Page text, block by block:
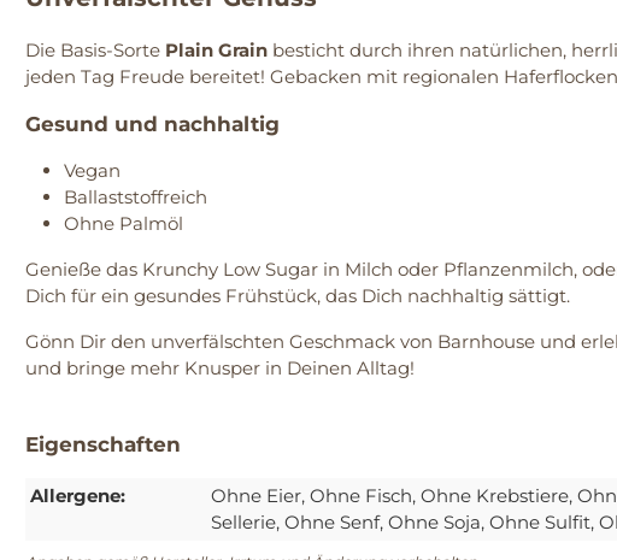
Die Basis-Sorte Plain Grain besticht durch ihren natürlichen,
jeden Tag Freude bereitet! Gebacken mit regionalen
Gesund und nachhaltig
Vegan
Ballaststoffreich
Ohne Palmöl
Genieße das Krunchy Low Sugar in Milch oder Pflanzenmilch,
Dich für ein gesundes Frühstück, das Dich nachhaltig sättigt.
Gönn Dir den unverfälschten Geschmack von Barnhouse und
und bringe mehr Knusper in Deinen Alltag!
Eigenschaften
Allergene: Ohne Eier, Ohne Fisch, Ohne Krebstiere,
Sellerie, Ohne Senf, Ohne Soja, Ohne Sulfit,